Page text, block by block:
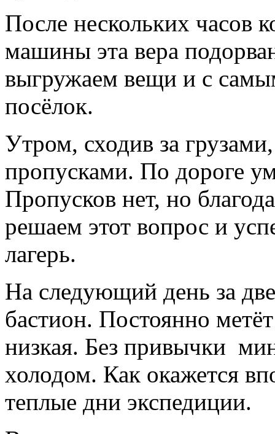
После нескольких часов
машины эта вера
выгружаем вещи и с
посёлок.
Утром, сходив за
пропусками. По дороге
Пропусков нет, но
решаем этот вопрос и
лагерь.
На следующий день за
бастион. Постоянно
низкая. Без привычки
холодом. Как окажется
теплые дни экспедиции.